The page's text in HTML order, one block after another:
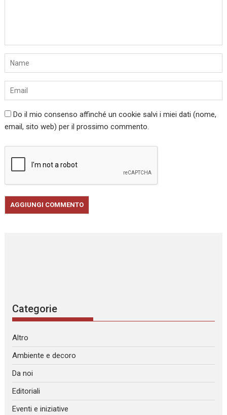
Do il mio consenso affinché un cookie salvi i miei dati (nome,
email, sito web) per il prossimo commento.
Categorie
Altro
Ambiente e decoro
Da noi
Editoriali
Eventi e iniziative